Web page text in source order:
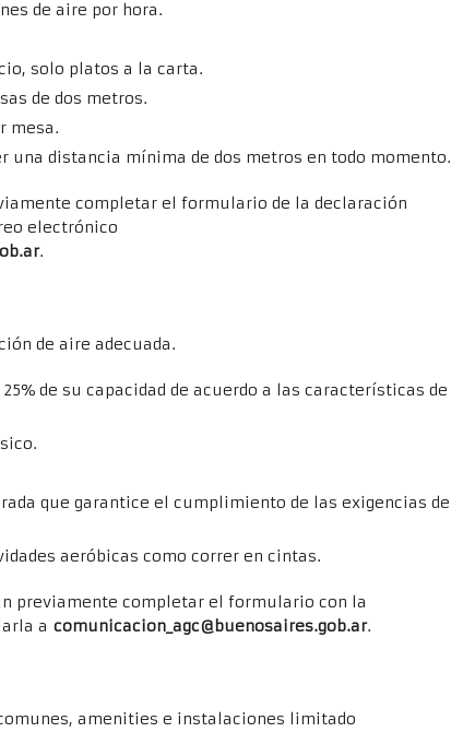
de aire por hora.
solo platos a la carta.
de dos metros.
mesa.
una distancia mínima de dos metros en todo momento.
completar el formulario de la declaración
electrónico
.
de aire adecuada.
de su capacidad de acuerdo a las características de
que garantice el cumplimiento de las exigencias de
aeróbicas como correr en cintas.
previamente completar el formulario con la
a comunicacion_agc@buenosaires.gob.ar.
amenities e instalaciones limitado